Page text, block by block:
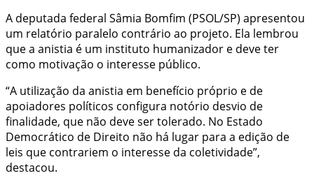
A deputada federal Sâmia Bomfim (PSOL/SP) apresentou
um relatório paralelo contrário ao projeto. Ela lembrou
que a anistia é um instituto humanizador e deve ter
como motivação o interesse público.
“A utilização da anistia em benefício próprio e de
apoiadores políticos configura notório desvio de
finalidade, que não deve ser tolerado. No Estado
Democrático de Direito não há lugar para a edição de
leis que contrariem o interesse da coletividade”,
destacou.